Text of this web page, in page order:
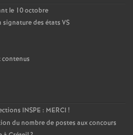
le 10 octobre
signature des états VS
INSPE : MERCI !
du nombre de postes aux concours